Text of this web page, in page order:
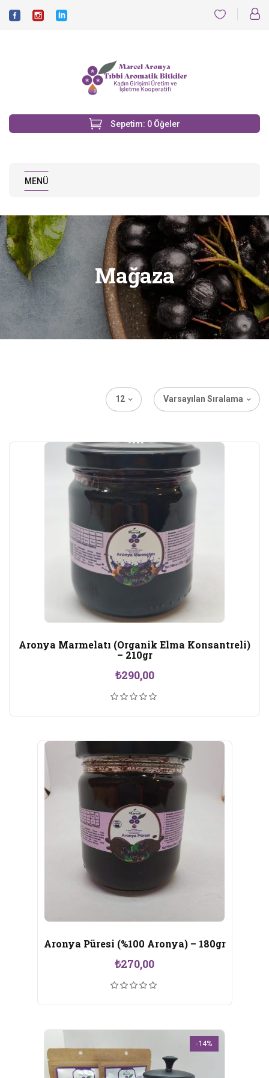
Sepetim: 0 Öğeler
MENÜ
Mağaza
Varsayılan Sıralama
12
Aronya Marmelatı (Organik Elma Konsantreli)
– 210gr
₺290,00
Aronya Püresi (%100 Aronya) – 180gr
₺270,00
-14%